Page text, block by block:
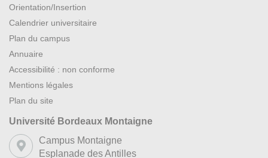
Orientation/Insertion
Calendrier universitaire
Plan du campus
Annuaire
Accessibilité : non conforme
Mentions légales
Plan du site
Université Bordeaux Montaigne
Campus Montaigne
Esplanade des Antilles